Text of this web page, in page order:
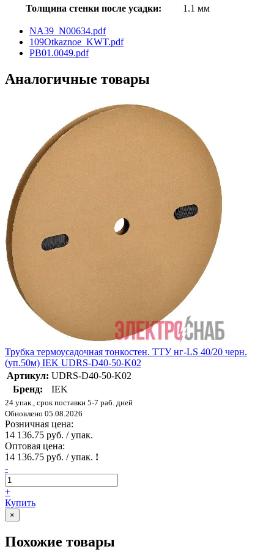
Толщина стенки после усадки: 1.1 мм
NA39_N00634.pdf
109Otkaznoe_KWT.pdf
PB01.0049.pdf
Аналогичные товары
Трубка термоусадочная тонкостен. ТТУ нг-LS 40/20 черн.
(уп.50м) IEK UDRS-D40-50-K02
Артикул: UDRS-D40-50-K02
Бренд:
IEK
24 упак., срок поставки 5-7 раб. дней
Обновлено 05.08.2026
Розничная цена:
14 136.75 руб. / упак.
Оптовая цена:
14 136.75 руб. / упак. !
-
+
Купить
×
Похожие товары